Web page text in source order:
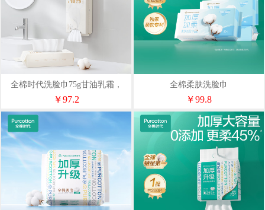
全棉时代洗脸巾75g甘油乳霜，
20*20cm,60片/包3包
￥97.2
全棉柔肤洗脸巾
60gsm200mm*200mm80片/包3包
￥99.8